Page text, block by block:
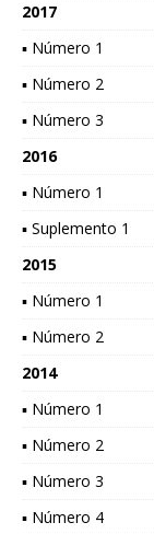
2017
▪ Número 1
▪ Número 2
▪ Número 3
2016
▪ Número 1
▪ Suplemento 1
2015
▪ Número 1
▪ Número 2
2014
▪ Número 1
▪ Número 2
▪ Número 3
▪ Número 4